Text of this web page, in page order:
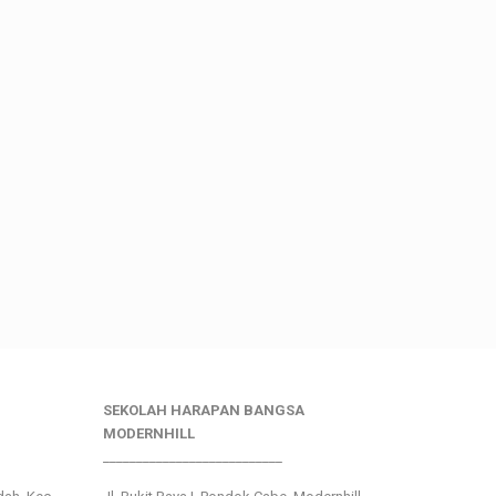
SEKOLAH HARAPAN BANGSA
MODERNHILL